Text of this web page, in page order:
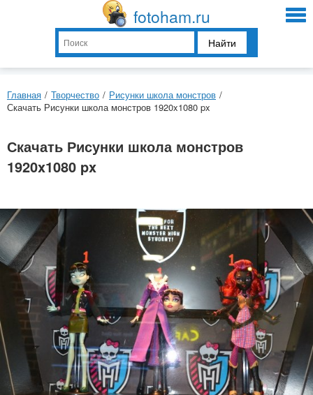
fotoham.ru
Найти
Главная / Творчество / Рисунки школа монстров /
Скачать Рисунки школа монстров 1920x1080 px
Скачать Рисунки школа монстров
1920x1080 px